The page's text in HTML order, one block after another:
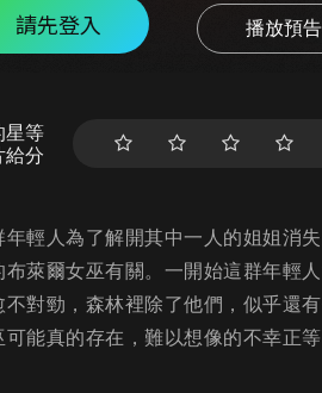
請先登入 播放預
星等
給分
年輕人為了解開其中一人的姐姐消
布萊爾女巫有關。一開始這群年輕
不對勁，森林裡除了他們，似乎還
可能真的存在，難以想像的不幸正